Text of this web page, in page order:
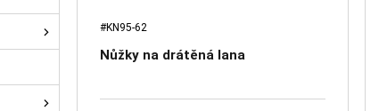
#KN95-62
Nůžky na drátěná lana